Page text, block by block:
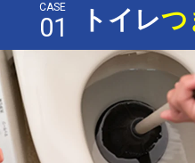
CASE
01 トイレつ